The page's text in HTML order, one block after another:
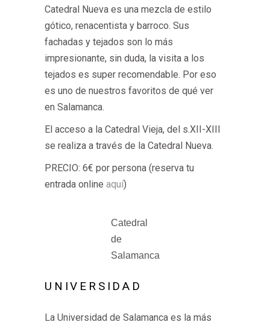
Catedral Nueva es una mezcla de estilo
gótico, renacentista y barroco. Sus
fachadas y tejados son lo más
impresionante, sin duda, la visita a los
tejados es super recomendable. Por eso
es uno de nuestros favoritos de qué ver
en Salamanca.
El acceso a la Catedral Vieja, del s.XII-XIII
se realiza a través de la Catedral Nueva.
PRECIO: 6€ por persona (reserva tu
entrada online aquí)
Catedral
de
Salamanca
UNIVERSIDAD
La Universidad de Salamanca es la más